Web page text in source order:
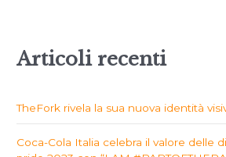
Articoli recenti
TheFork rivela la sua nuova identità
Coca-Cola Italia celebra il valore delle